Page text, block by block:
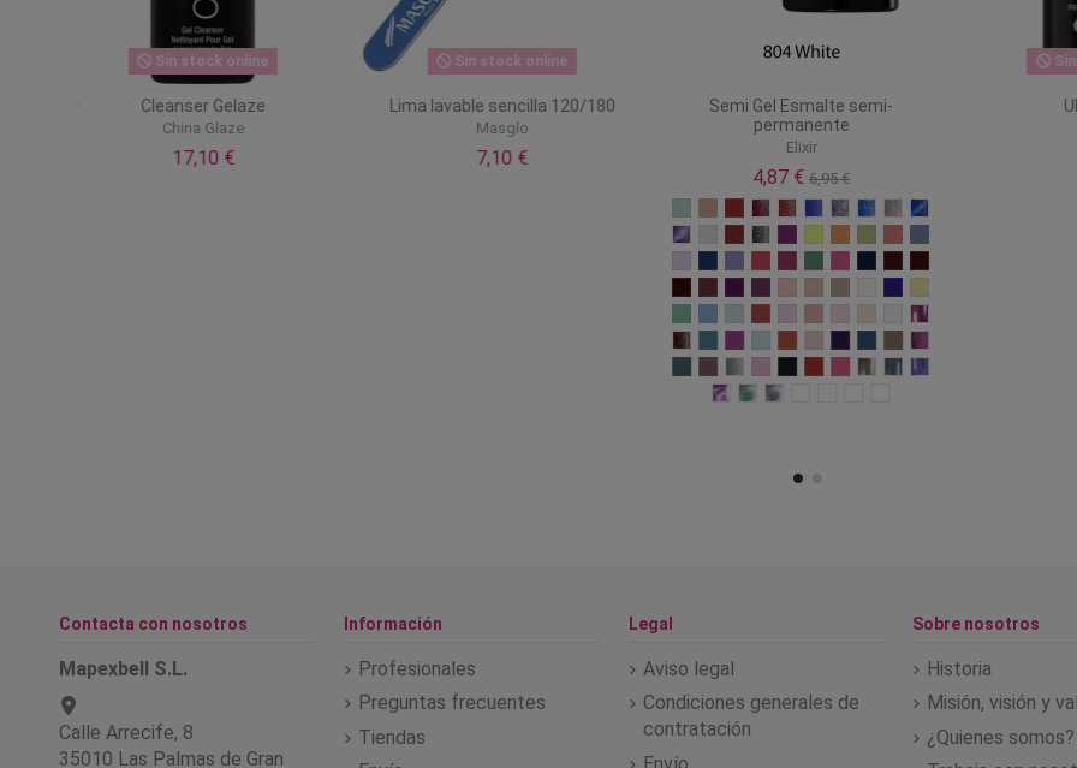
Sin stock online
Cleanser Gelaze
China Glaze
17,10 €
Sin stock online
Lima lavable sencilla 120/180
Masglo
7,10 €
Semi Gel Esmalte semi-
permanente
Elixir
4,87 €6,95 €
Contacta con nosotros
Mapexbell S.L.
Calle Arrecife, 8
35010 Las Palmas de Gran
Información
Profesionales
Preguntas frecuentes
Tiendas
Legal
Aviso legal
Condiciones generales de
contratación
Envío
Sobre nosotros
Historia
Misión, visión y
¿Quienes somos?